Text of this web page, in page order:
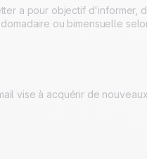
a pour objectif d'informer,
ou bimensuelle
vise à acquérir de